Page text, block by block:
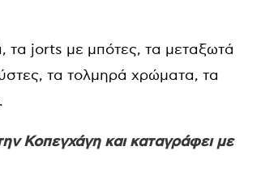
jorts με μπότες, τα μεταξωτά
τα τολμηρά χρώματα, τα
Κοπεγχάγη και καταγράφει με